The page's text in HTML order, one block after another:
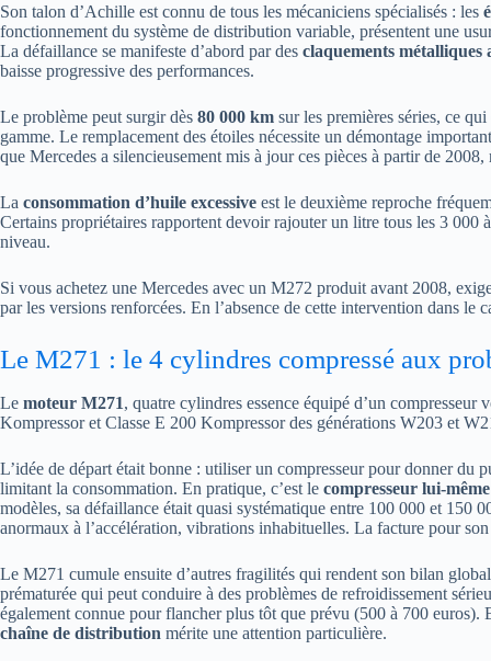
Son talon d’Achille est connu de tous les mécaniciens spécialisés : les
fonctionnement du système de distribution variable, présentent une
La défaillance se manifeste d’abord par des claquements
baisse progressive des performances.
Le problème peut surgir dès 80 000 km sur les premières séries, ce
gamme. Le remplacement des étoiles nécessite un démontage
que Mercedes a silencieusement mis à jour ces pièces à partir de
La consommation d’huile excessive est le deuxième reproche
Certains propriétaires rapportent devoir rajouter un litre tous les 3 000
niveau.
Si vous achetez une Mercedes avec un M272 produit avant 2008,
par les versions renforcées. En l’absence de cette intervention dans le
Le M271 : le 4 cylindres compressé aux
Le moteur M271, quatre cylindres essence équipé d’un
Kompressor et Classe E 200 Kompressor des générations W203 et
L’idée de départ était bonne : utiliser un compresseur pour donner du
limitant la consommation. En pratique, c’est le compresseur lui-même
modèles, sa défaillance était quasi systématique entre 100 000 et 150
anormaux à l’accélération, vibrations inhabituelles. La facture pour
Le M271 cumule ensuite d’autres fragilités qui rendent son bilan
prématurée qui peut conduire à des problèmes de refroidissement
également connue pour flancher plus tôt que prévu (500 à 700 euros).
chaîne de distribution mérite une attention particulière.